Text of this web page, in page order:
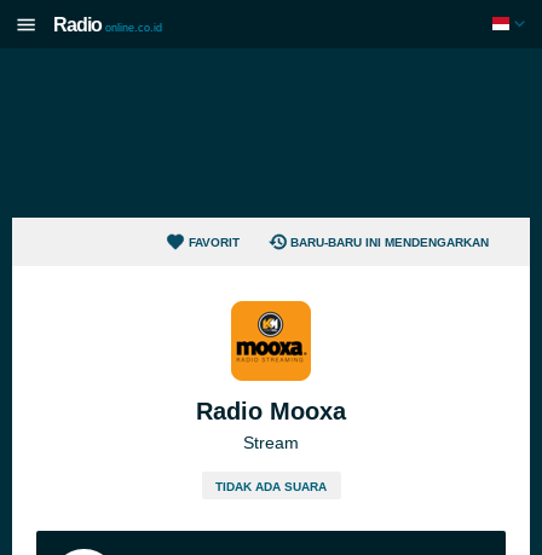
Radio online.co.id
FAVORIT BARU-BARU INI MENDENGARKAN
Radio Mooxa
Stream
TIDAK ADA SUARA